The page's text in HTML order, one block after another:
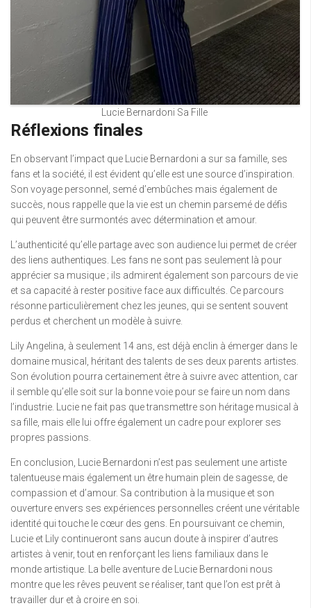
Lucie Bernardoni Sa Fille
Réflexions finales
En observant l’impact que Lucie Bernardoni a sur sa famille, ses
fans et la société, il est évident qu’elle est une source d’inspiration.
Son voyage personnel, semé d’embûches mais également de
succès, nous rappelle que la vie est un chemin parsemé de défis
qui peuvent être surmontés avec détermination et amour.
L’authenticité qu’elle partage avec son audience lui permet de créer
des liens authentiques. Les fans ne sont pas seulement là pour
apprécier sa musique ; ils admirent également son parcours de vie
et sa capacité à rester positive face aux difficultés. Ce parcours
résonne particulièrement chez les jeunes, qui se sentent souvent
perdus et cherchent un modèle à suivre.
Lily Angelina, à seulement 14 ans, est déjà enclin à émerger dans le
domaine musical, héritant des talents de ses deux parents artistes.
Son évolution pourra certainement être à suivre avec attention, car
il semble qu’elle soit sur la bonne voie pour se faire un nom dans
l’industrie. Lucie ne fait pas que transmettre son héritage musical à
sa fille, mais elle lui offre également un cadre pour explorer ses
propres passions.
En conclusion, Lucie Bernardoni n’est pas seulement une artiste
talentueuse mais également un être humain plein de sagesse, de
compassion et d’amour. Sa contribution à la musique et son
ouverture envers ses expériences personnelles créent une véritable
identité qui touche le cœur des gens. En poursuivant ce chemin,
Lucie et Lily continueront sans aucun doute à inspirer d’autres
artistes à venir, tout en renforçant les liens familiaux dans le
monde artistique. La belle aventure de Lucie Bernardoni nous
montre que les rêves peuvent se réaliser, tant que l’on est prêt à
travailler dur et à croire en soi.